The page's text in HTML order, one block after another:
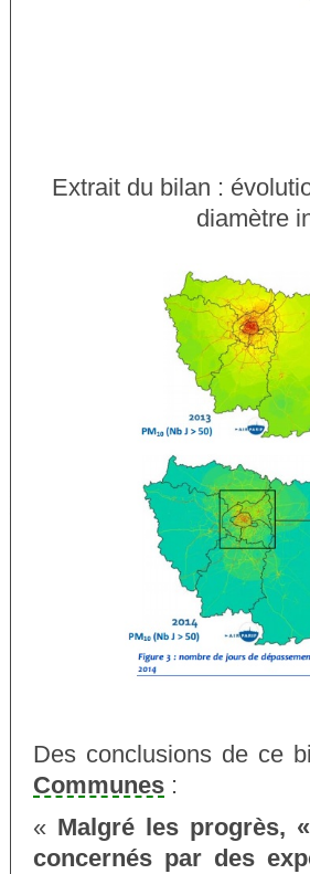
Extrait du bilan :
diamètre
Des conclusions de ce
Communes :
« Malgré les progrès,
concernés par des